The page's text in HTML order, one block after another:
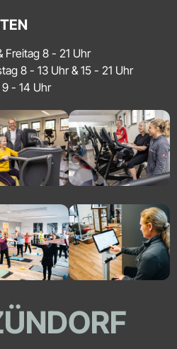
8 - 21 Uhr
8 - 13 Uhr & 15 - 21 Uhr
- 14 Uhr